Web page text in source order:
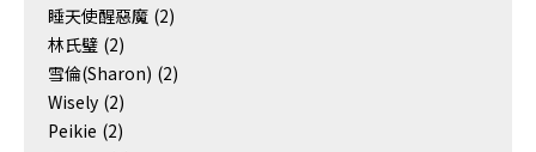
睡天使醒惡魔 (2)
林氏璧 (2)
雪倫(Sharon) (2)
Wisely (2)
Peikie (2)